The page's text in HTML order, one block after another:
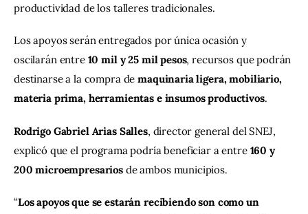
productividad de los talleres tradicionales.
Los apoyos serán entregados por única ocasión y
oscilarán entre 10 mil y 25 mil pesos, recursos que podrán
destinarse a la compra de maquinaria ligera, mobiliario,
materia prima, herramientas e insumos productivos.
Rodrigo Gabriel Arias Salles, director general del SNEJ,
explicó que el programa podría beneficiar a entre 160 y
200 microempresarios de ambos municipios.
“Los apoyos que se estarán recibiendo son como un